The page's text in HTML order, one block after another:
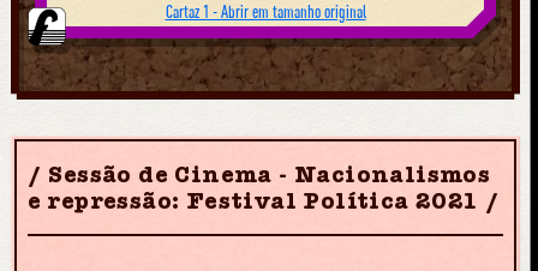
Cartaz 1 - Abrir em tamanho original
Sessão de Cinema - Nacionalismos
e repressão: Festival Política 2021